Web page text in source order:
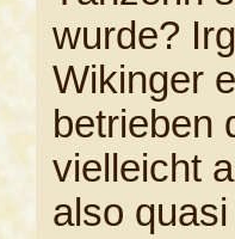
wurde?
Wikinger
betrieben
vielleicht
also